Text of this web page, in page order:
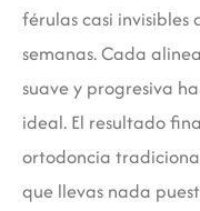
férulas casi
semanas. Cada
suave y progresiva
ideal. El resultado
ortodoncia
que llevas nada